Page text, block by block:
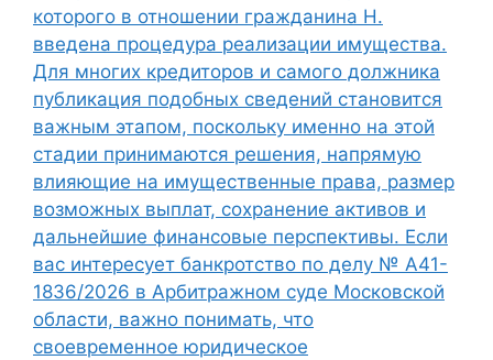
которого в отношении гражданина Н.
введена процедура реализации имущества.
Для многих кредиторов и самого должника
публикация подобных сведений становится
важным этапом, поскольку именно на этой
стадии принимаются решения, напрямую
влияющие на имущественные права, размер
возможных выплат, сохранение активов и
дальнейшие финансовые перспективы. Если
вас интересует банкротство по делу № А41-
1836/2026 в Арбитражном суде Московской
области, важно понимать, что
своевременное юридическое